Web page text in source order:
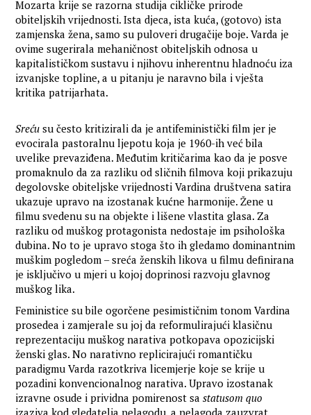
Mozarta krije se razorna studija cikličke prirode
obiteljskih vrijednosti. Ista djeca, ista kuća, (gotovo) ista
zamjenska žena, samo su puloveri drugačije boje. Varda je
ovime sugerirala mehaničnost obiteljskih odnosa u
kapitalističkom sustavu i njihovu inherentnu hladnoću iza
izvanjske topline, a u pitanju je naravno bila i vješta
kritika patrijarhata.
Sreću su često kritizirali da je antifeministički film jer je
evocirala pastoralnu ljepotu koja je 1960-ih već bila
uvelike prevaziđena. Međutim kritičarima kao da je posve
promaknulo da za razliku od sličnih filmova koji prikazuju
degolovske obiteljske vrijednosti Vardina društvena satira
ukazuje upravo na izostanak kućne harmonije. Žene u
filmu svedenu su na objekte i lišene vlastita glasa. Za
razliku od muškog protagonista nedostaje im psihološka
dubina. No to je upravo stoga što ih gledamo dominantnim
muškim pogledom – sreća ženskih likova u filmu definirana
je isključivo u mjeri u kojoj doprinosi razvoju glavnog
muškog lika.
Feministice su bile ogorčene pesimističnim tonom Vardina
prosedea i zamjerale su joj da reformulirajući klasičnu
reprezentaciju muškog narativa potkopava opozicijski
ženski glas. No narativno replicirajući romantičku
paradigmu Varda razotkriva licemjerje koje se krije u
pozadini konvencionalnog narativa. Upravo izostanak
izravne osude i prividna pomirenost sastatusom quo